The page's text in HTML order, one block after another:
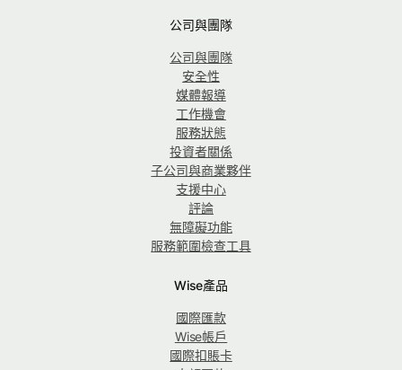
公司與團隊
公司與團隊
安全性
媒體報導
工作機會
服務狀態
投資者關係
子公司與商業夥伴
支援中心
評論
無障礙功能
服務範圍檢查工具
Wise產品
國際匯款
Wise帳戶
國際扣賬卡